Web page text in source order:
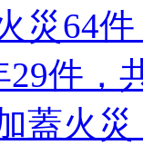
災64
29件，
蓋火